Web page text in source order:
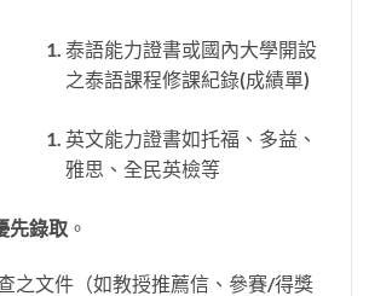
泰語能力證書或國內大學開設
之泰語課程修課紀錄(成績單)
英文能力證書如托福、多益、
雅思、全民英檢等
先錄取 。
之文件（如教授推薦信、參賽/得獎